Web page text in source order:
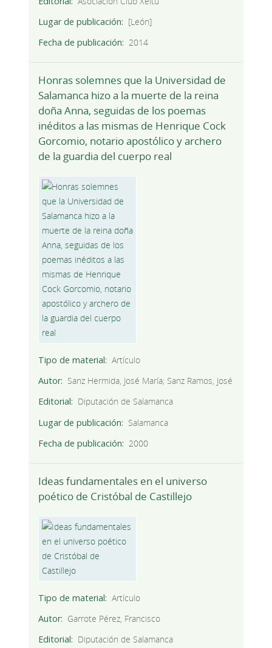
Lugar de publicación
[León]
Fecha de publicación
2014
Honras solemnes que la Universidad de
Salamanca hizo a la muerte de la reina
doña Anna, seguidas de los poemas
inéditos a las mismas de Henrique Cock
Gorcomio, notario apostólico y archero
de la guardia del cuerpo real
Tipo de material
Artículo
Autor
Sanz Hermida, José María; Sanz Ramos, José
Editorial
Diputación de Salamanca
Lugar de publicación
Salamanca
Fecha de publicación
2000
Ideas fundamentales en el universo
poético de Cristóbal de Castillejo
Tipo de material
Artículo
Autor
Garrote Pérez, Francisco
Editorial
Diputación de Salamanca